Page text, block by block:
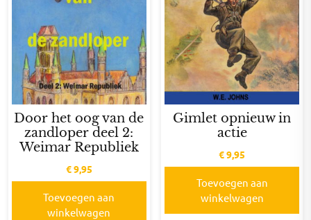
Door het oog van de
zandloper deel 2:
Weimar Republiek
€9,95
Toevoegen aan
winkelwagen
Gimlet opnieuw in
actie
€9,95
Toevoegen aan
winkelwagen